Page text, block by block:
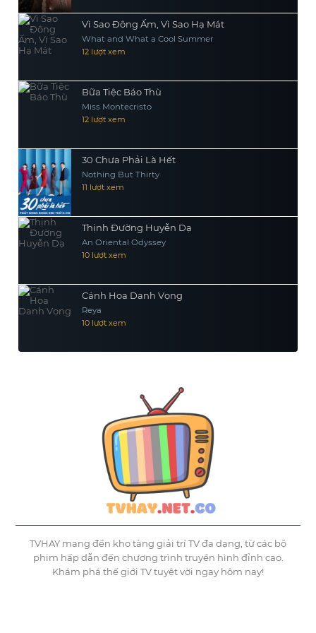
Vì Sao Đông Ấm, Vì Sao Hạ Mát
What and What a Cool Summer
12 lượt xem
Bữa Tiệc Báo Thù
Miss Montecristo
12 lượt xem
30 Chưa Phải Là Hết
Nothing But Thirty
11 lượt xem
Thịnh Đường Huyễn Dạ
An Oriental Odyssey
10 lượt xem
Cánh Hoa Danh Vọng
Reya
10 lượt xem
TVHAY mang đến kho tàng giải trí TV đa dạng, từ các bộ
phim hấp dẫn đến chương trình truyền hình đỉnh cao.
Khám phá thế giới TV tuyệt vời ngay hôm nay!